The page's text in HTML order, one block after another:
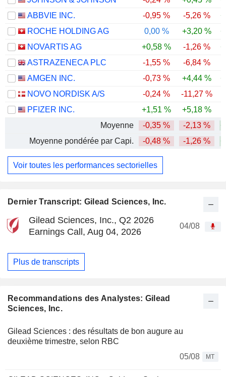
Dernier Transcript: Gilead Sciences, Inc.
Gilead Sciences, Inc., Q2 2026
Earnings Call, Aug 04, 2026
04/08
Plus de transcripts
Recommandations des Analystes: Gilead
Sciences, Inc.
Gilead Sciences : des résultats de bon augure au
deuxième trimestre, selon RBC
05/08
MT
ABBVIE INC.
-0,95 % -5,26 %
ROCHE HOLDING AG
0,00 % +3,20 %
NOVARTIS AG
+0,58 % -1,26 %
ASTRAZENECA PLC
-1,55 % -6,84 %
AMGEN INC.
-0,73 % +4,44 %
NOVO NORDISK A/S
-0,24 % -11,27 %
PFIZER INC.
+1,51 % +5,18 %
Moyenne
-0,35 % -2,13 %
Moyenne pondérée par Capi.
-0,48 % -1,26 %
Voir toutes les performances sectorielles